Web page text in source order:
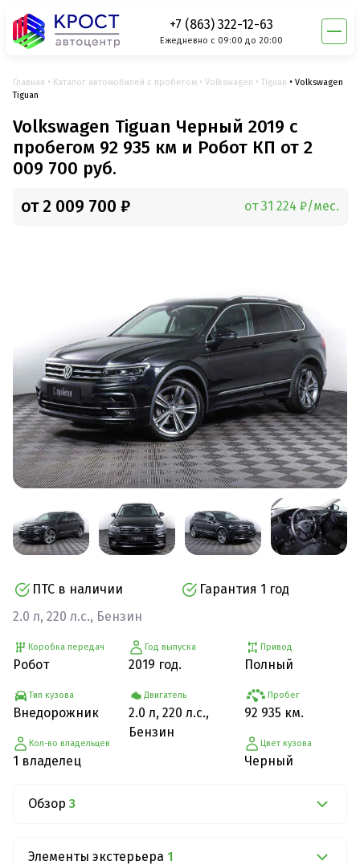
+7 (863) 322-12-63
Ежедневно с 09:00 до 20:00
Главная Каталог автомобилей с пробегом Volkswagen Tiguan
Volkswagen
Tiguan
Volkswagen Tiguan Черный 2019 с
пробегом 92 935 км и Робот КП от 2
009 700 руб.
от 2 009 700 ₽ от 31 224 ₽/мес.
ПТС в наличии
Гарантия 1 год
2.0 л, 220 л.с., Бензин
Коробка передач
Робот
Тип кузова
Внедорожник
Кол-во владельцев
1 владелец
Год выпуска
2019 год.
Двигатель
2.0 л, 220 л.с.,
Бензин
Привод
Полный
Пробег
92 935 км.
Цвет кузова
Черный
Обзор 3
Элементы экстерьера 1